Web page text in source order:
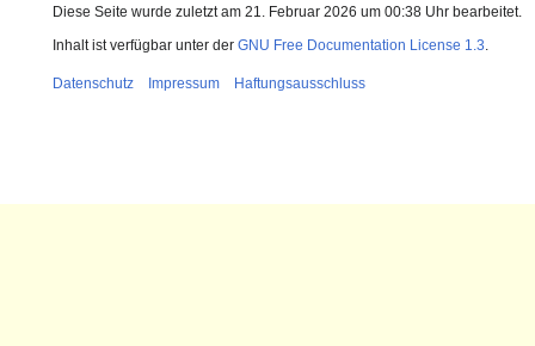
Diese Seite wurde zuletzt am 21. Februar 2026 um 00:38 Uhr bearbeitet.
Inhalt ist verfügbar unter der GNU Free Documentation License 1.3.
Datenschutz Impressum Haftungsausschluss